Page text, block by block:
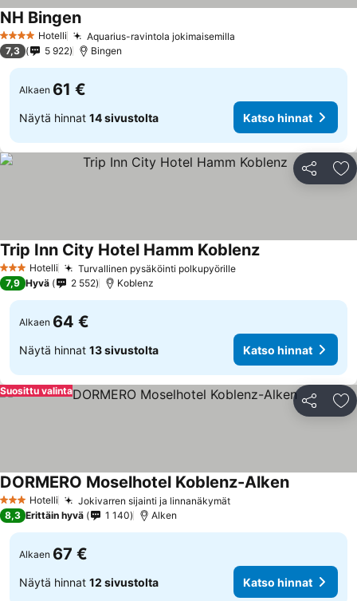
4 Tähtiluokitus
Hotelli Aquarius-ravintola jokimaisemilla
NH BingenKatso hinnat
7,3 5 922 Bingen
Alkaen 61 €
Näytä hinnat 14 sivustolta Katso hinnat
Jaa
3 Tähtiluokitus
Hotelli Turvallinen pysäköinti polkupyörilleKatso hinnat
Trip Inn City Hotel Hamm KoblenzKatso hinnat
7,9 Hyvä 2 552 Koblenz
Alkaen 64 €
Näytä hinnat 13 sivustolta Katso hinnat
Jaa
Suosittu valinta
3 Tähtiluokitus
Hotelli Jokivarren sijainti ja linnanäkymätKatso hinnat
DORMERO Moselhotel Koblenz-AlkenKatso
8,3 Erittäin hyvä 1 140 Alken
Alkaen 67 €
Näytä hinnat 12 sivustolta Katso hinnat